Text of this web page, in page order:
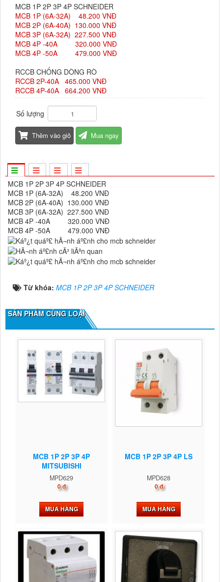
MCB 1P 2P 3P 4P SCHNEIDER
MCB 1P (6A-32A) 48.200 VNĐ
MCB 2P (6A-40A) 130.000 VNĐ
MCB 3P (6A-32A) 227.500 VNĐ
MCB 4P -40A 320.000 VNĐ
MCB 4P -50A 479.000 VNĐ
RCCB CHỐNG DÒNG RÒ
RCCB 2P-40A 465.000 VNĐ
RCCB 4P-40A 664.200 VNĐ
Số lượng
Thêm vào giỏ Mua ngay
MCB 1P 2P 3P 4P SCHNEIDER
MCB 1P (6A-32A) 48.200 VNĐ
MCB 2P (6A-40A) 130.000 VNĐ
MCB 3P (6A-32A) 227.500 VNĐ
MCB 4P -40A 320.000 VNĐ
MCB 4P -50A 479.000 VNĐ
Từ khóa: MCB 1P 2P 3P 4P SCHNEIDER
SẢN PHẨM CÙNG LOẠI
MCB 1P 2P 3P 4P
MITSUBISHI
MPD629
0 đ
MUA HÀNG
MCB 1P 2P 3P 4P LS
MPD628
0 đ
MUA HÀNG